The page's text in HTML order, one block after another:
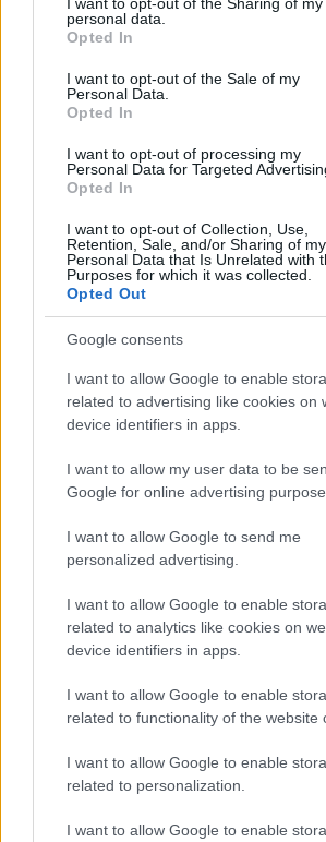
grant or deny consent to Google and its
use your data for below specified
consent section.
personal data.
Opted In
I want to opt-out of the Sale of my
Personal Data.
Opted In
I want to opt-out of processing my
Personal Data for Targeted
Opted In
I want to opt-out of Collection, Use,
Retention, Sale, and/or Sharing of my
Personal Data that Is Unrelated with
Purposes for which it was collected.
Opted Out
Google consents
I want to allow Google to enable
related to advertising like cookies on
device identifiers in apps.
I want to allow my user data to be
Google for online advertising
I want to allow Google to send me
personalized advertising.
I want to allow Google to enable
related to analytics like cookies on
device identifiers in apps.
I want to allow Google to enable
related to functionality of the website
I want to allow Google to enable
related to personalization.
I want to allow Google to enable
Támogatás
a ManUtdFanatics.hu
Kapcsolódó hírek
RUBEN AMORIM
AMORIM: VOLTAK
SAROKBA
MAGÁT